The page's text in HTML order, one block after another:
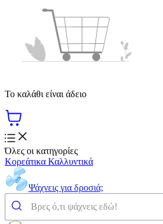
Το καλάθι είναι άδειο
Όλες οι κατηγορίες
Κορεάτικα Καλλυντικά
Ψάχνεις για δροσιά;